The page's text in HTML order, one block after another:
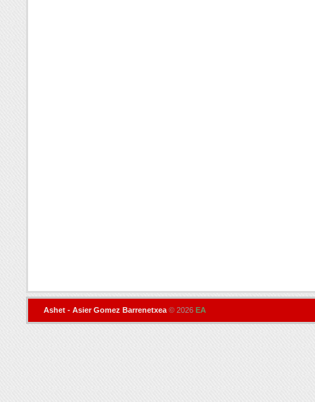
Ashet - Asier Gomez Barrenetxea © 2026 EA